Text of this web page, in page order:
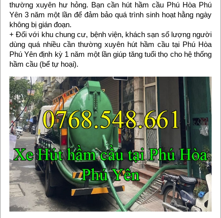
thường xuyên hư hỏng. Bạn cần hút hầm cầu Phú Hòa Phú
Yên 3 năm một lần để đảm bảo quá trình sinh hoạt hằng ngày
không bị gián đoạn.
+ Đối với khu chung cư, bệnh viện, khách sạn số lượng người
dùng quá nhiều cần thường xuyên hút hầm cầu tại Phú Hòa
Phú Yên định kỳ 1 năm một lần giúp tăng tuổi thọ cho hệ thống
hầm cầu (bể tự hoại).